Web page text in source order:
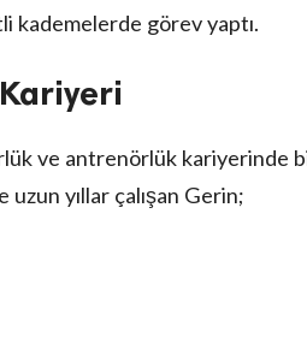
kademelerde görev yaptı.
ve antrenörlük kariyerinde
yıllar çalışan Gerin;